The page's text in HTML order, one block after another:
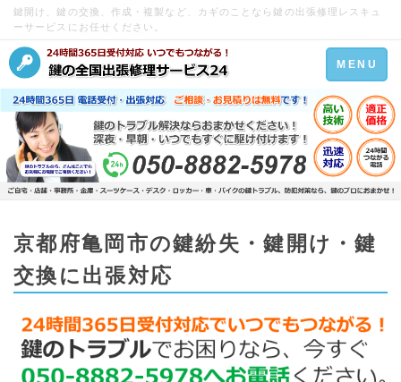
鍵開け、鍵の交換、作成・複製など、カギのことなら鍵の出張修理レスキュ
ーサービスにお任せください。
Toggle
navigation
MENU
京都府亀岡市の鍵紛失・鍵開け・鍵
交換に出張対応